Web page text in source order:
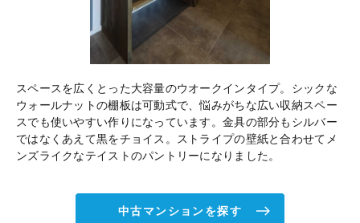
スペースを広くとった大容量のウオークインタイプ。シックな
ウォールナットの棚板は可動式で、悩みがちな広い収納スペー
スでも使いやすい作りになっています。金具の部分もシルバー
ではなくあえて黒をチョイス。ストライプの壁紙と合わせてメ
ンズライクなテイストのパントリーになりました。
中古マンションを探す